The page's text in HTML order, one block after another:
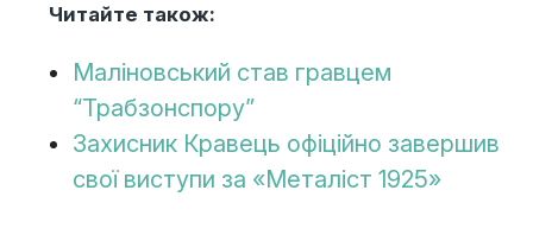
Читайте також:
Маліновський став гравцем
“Трабзонспору”
Захисник Кравець офіційно завершив
свої виступи за «Металіст 1925»